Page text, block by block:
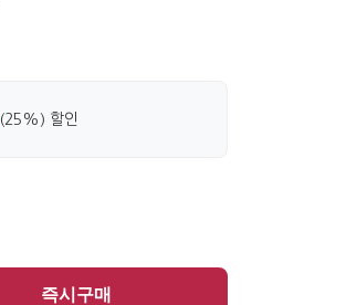
(25%) 할인
즉시구매